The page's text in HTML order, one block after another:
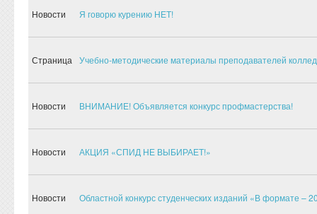
Новости Я говорю курению НЕТ!
Страница Учебно-методические материалы преподавателей
Новости ВНИМАНИЕ! Объявляется конкурс профмастерства!
Новости АКЦИЯ «СПИД НЕ ВЫБИРАЕТ!»
Новости Областной конкурс студенческих изданий «В формате –